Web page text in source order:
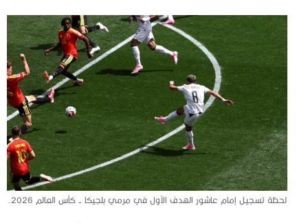
لحظة تسجيل إمام عاشور الهدف الأول في مرمي بلجيكا - كأس العالم 2026.